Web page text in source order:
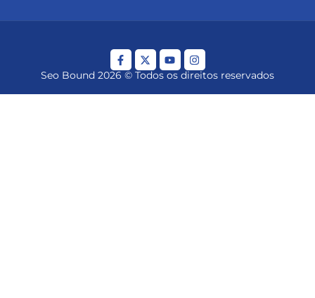
Seo Bound 2026 © Todos os direitos reservados